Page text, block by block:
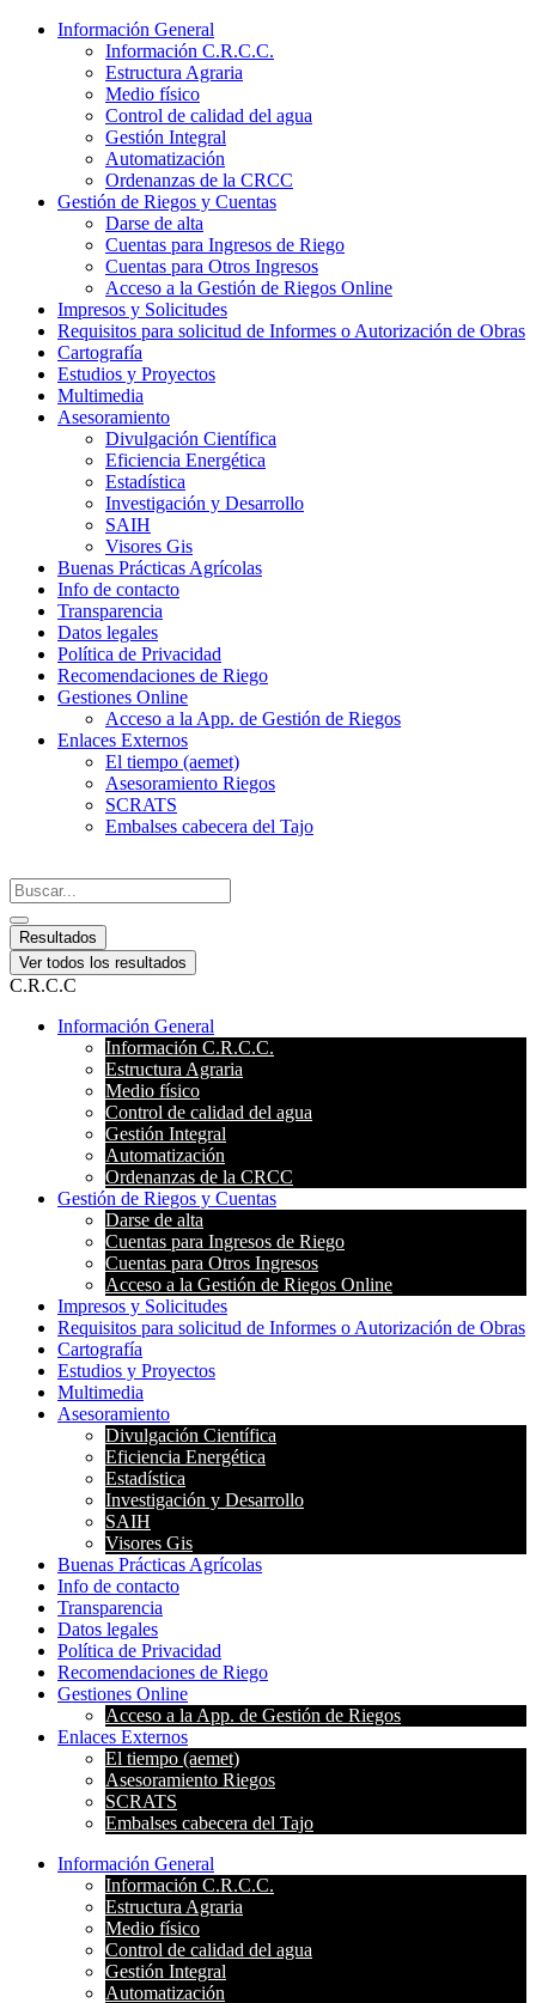
Información General
Información C.R.C.C.
Estructura Agraria
Medio físico
Control de calidad del agua
Gestión Integral
Automatización
Ordenanzas de la CRCC
Gestión de Riegos y Cuentas
Darse de alta
Cuentas para Ingresos de Riego
Cuentas para Otros Ingresos
Acceso a la Gestión de Riegos Online
Impresos y Solicitudes
Requisitos para solicitud de Informes o Autorización de Obras
Cartografía
Estudios y Proyectos
Multimedia
Asesoramiento
Divulgación Científica
Eficiencia Energética
Estadística
Investigación y Desarrollo
SAIH
Visores Gis
Buenas Prácticas Agrícolas
Info de contacto
Transparencia
Datos legales
Política de Privacidad
Recomendaciones de Riego
Gestiones Online
Acceso a la App. de Gestión de Riegos
Enlaces Externos
El tiempo (aemet)
Asesoramiento Riegos
SCRATS
Embalses cabecera del Tajo
Search
...
Resultados
Ver todos los resultados
C.R.C.C
Información General
Información C.R.C.C.
Estructura Agraria
Medio físico
Control de calidad del agua
Gestión Integral
Automatización
Ordenanzas de la CRCC
Gestión de Riegos y Cuentas
Darse de alta
Cuentas para Ingresos de Riego
Cuentas para Otros Ingresos
Acceso a la Gestión de Riegos Online
Impresos y Solicitudes
Requisitos para solicitud de Informes o Autorización de Obras
Cartografía
Estudios y Proyectos
Multimedia
Asesoramiento
Divulgación Científica
Eficiencia Energética
Estadística
Investigación y Desarrollo
SAIH
Visores Gis
Buenas Prácticas Agrícolas
Info de contacto
Transparencia
Datos legales
Política de Privacidad
Recomendaciones de Riego
Gestiones Online
Acceso a la App. de Gestión de Riegos
Enlaces Externos
El tiempo (aemet)
Asesoramiento Riegos
SCRATS
Embalses cabecera del Tajo
Información General
Información C.R.C.C.
Estructura Agraria
Medio físico
Control de calidad del agua
Gestión Integral
Automatización